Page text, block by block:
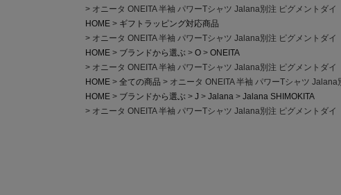
オニータ ONEITA 半袖 パワーTシャツ Jalana別注 ピグメントダイ
HOME
ギフトラッピング対応商品
オニータ ONEITA 半袖 パワーTシャツ Jalana別注 ピグメントダイ
HOME
ブランドから選ぶ O
ONEITA
オニータ ONEITA 半袖 パワーTシャツ Jalana別注 ピグメントダイ
HOME
全ての商品
オニータ ONEITA 半袖 パワーTシャツ Jalana
HOME
ブランドから選ぶ J Jalana
Jalana SHIMOKITA
オニータ ONEITA 半袖 パワーTシャツ Jalana別注 ピグメントダイ